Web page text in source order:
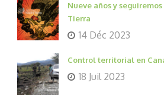
Nueve años y
Tierra
14 Déc 2023
Control territorial en
18 Juil 2023